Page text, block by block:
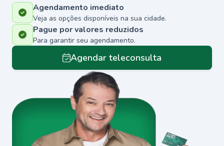
Agendamento imediato
Veja as opções disponíveis na sua cidade.
Pague por valores reduzidos
Para garantir seu agendamento.
Agendar teleconsulta